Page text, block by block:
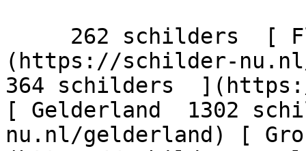
(https://schilder-
364 schilders
[ Gelderland  1302
nu.nl/gelderland) [